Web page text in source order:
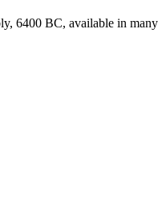
6400 BC, available in many